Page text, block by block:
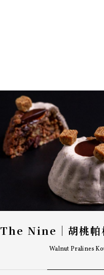
The Nine｜胡桃帕
Walnut Pralines